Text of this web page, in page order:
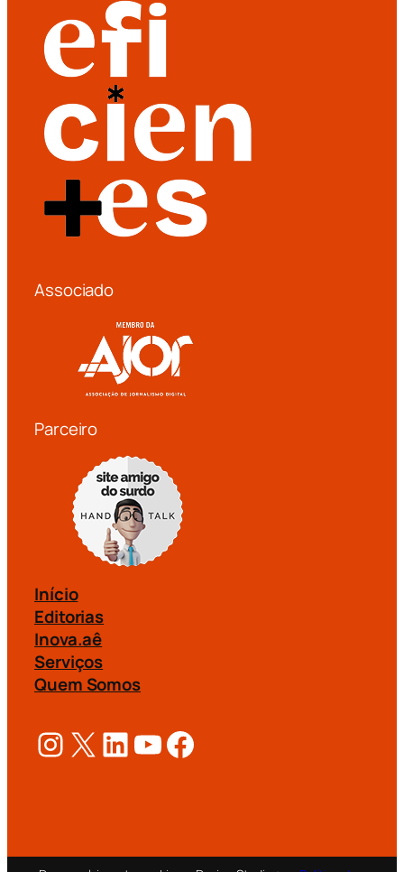
Associado
Parceiro
Início
Editorias
Inova.aê
Serviços
Quem Somos
Instagram X LinkedIn Youtube Facebook